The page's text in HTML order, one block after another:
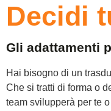
Decidi
Gli adattamenti
Hai bisogno di un
Che si tratti di forma o
team svilupperà per te